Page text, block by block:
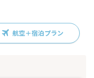
航空＋宿泊プラン